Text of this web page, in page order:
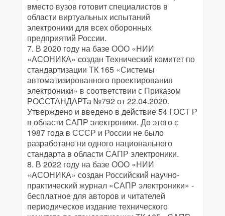
вместо вузов готовит специалистов в
области виртуальных испытаний
электроники для всех оборонных
предприятий России.
7. В 2020 году на базе ООО «НИИ
«АСОНИКА» создан Технический комитет по
стандартизации ТК 165 «Системы
автоматизированного проектирования
электроники» в соответствии с Приказом
РОССТАНДАРТа №792 от 22.04.2020.
Утверждено и введено в действие 54 ГОСТ Р
в области САПР электроники. До этого с
1987 года в СССР и России не было
разработано ни одного национального
стандарта в области САПР электроники.
8. В 2022 году на базе ООО «НИИ
«АСОНИКА» создан Российский научно-
практический журнал «САПР электроники» -
бесплатное для авторов и читателей
периодическое издание технического